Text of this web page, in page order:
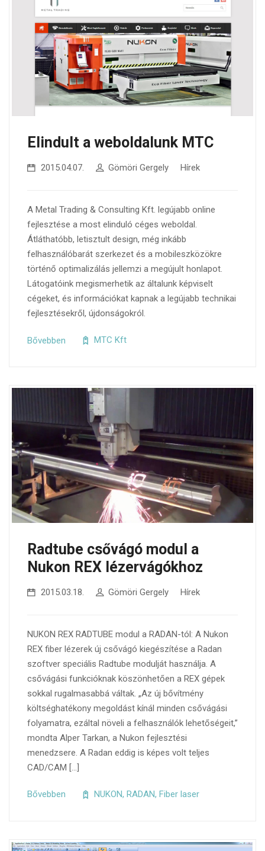
Elindult a weboldalunk MTC
2015.04.07. Gömöri Gergely Hírek
A Metal Trading & Consulting Kft. legújabb online
fejlesztése a most elinduló céges weboldal.
Átláthatóbb, letisztult design, még inkább
felhasználóbarát szerkezet és a mobileszközökre
történő optimalizálás jellemzi a megújult honlapot.
Látogatóink megismerhetik az általunk képviselt
cégeket, és információkat kapnak a legújabb technikai
fejlesztésekről, újdonságokról.
Bővebben MTC Kft
Radtube csővágó modul a
Nukon REX lézervágókhoz
2015.03.18. Gömöri Gergely Hírek
NUKON REX RADTUBE modul a RADAN-tól: A Nukon
REX fiber lézerek új csővágó kiegészítése a Radan
szoftver speciális Radtube modulját használja. A
csővágási funkcióknak köszönhetően a REX gépek
sokkal rugalmasabbá váltak. „Az új bővítmény
költséghatékony megoldást kínál minden csővágási
folyamatra, ezáltal növeli a felhasználók lehetőségeit,”
mondta Alper Tarkan, a Nukon fejlesztési
menedzsere. A Radan eddig is képes volt teljes
CAD/CAM […]
Bővebben NUKON, RADAN, Fiber laser